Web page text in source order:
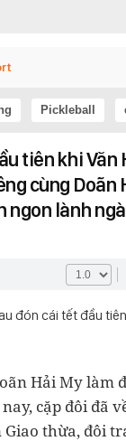
Pickleball
tiên khi Văn
cùng Doãn
ngon lành
đón cái tết đầu
Hải My làm
cặp đôi đã
thừa, đôi